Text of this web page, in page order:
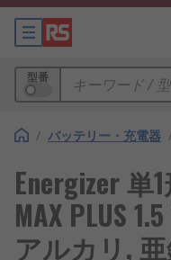
型番
/ バッテリー・充電器
Energizer 単
MAX PLUS
アルカリ,